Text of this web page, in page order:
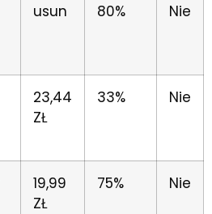
usun 80% Nie
23,44
ZŁ
33% Nie
19,99
ZŁ
75% Nie